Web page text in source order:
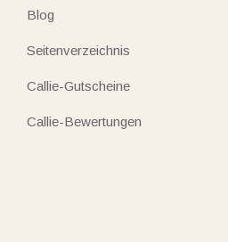
Blog
Seitenverzeichnis
Callie-Gutscheine
Callie-Bewertungen